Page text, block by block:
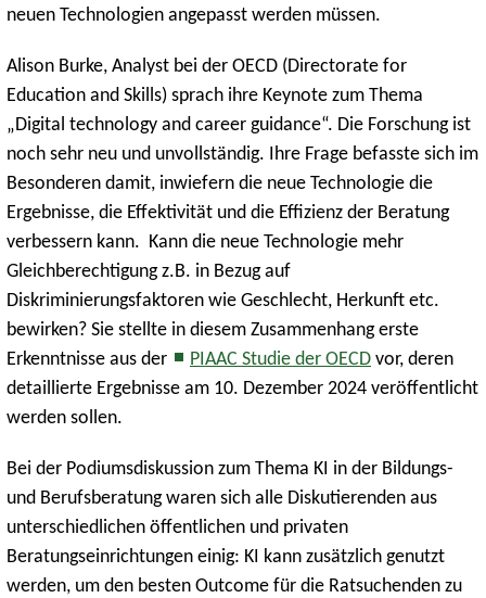
neuen Technologien angepasst werden müssen.
Alison Burke, Analyst bei der OECD (Directorate for
Education and Skills) sprach ihre Keynote zum Thema
„Digital technology and career guidance“. Die Forschung ist
noch sehr neu und unvollständig. Ihre Frage befasste sich im
Besonderen damit, inwiefern die neue Technologie die
Ergebnisse, die Effektivität und die Effizienz der Beratung
verbessern kann. Kann die neue Technologie mehr
Gleichberechtigung z.B. in Bezug auf
Diskriminierungsfaktoren wie Geschlecht, Herkunft etc.
bewirken? Sie stellte in diesem Zusammenhang erste
Erkenntnisse aus der
PIAAC Studie der OECD vor, deren
detaillierte Ergebnisse am 10. Dezember 2024 veröffentlicht
werden sollen.
Bei der Podiumsdiskussion zum Thema KI in der Bildungs-
und Berufsberatung waren sich alle Diskutierenden aus
unterschiedlichen öffentlichen und privaten
Beratungseinrichtungen einig: KI kann zusätzlich genutzt
werden, um den besten Outcome für die Ratsuchenden zu